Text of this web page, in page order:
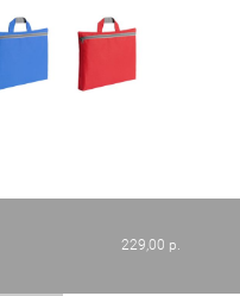
229,00 р.